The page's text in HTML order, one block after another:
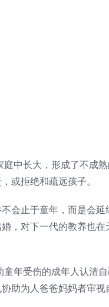
中长大，形成了不成
或拒绝和疏远孩子。
会止于童年，而是会延
，对下一代的教养也在
年受伤的成年人认清自
助为人爸爸妈妈者审视